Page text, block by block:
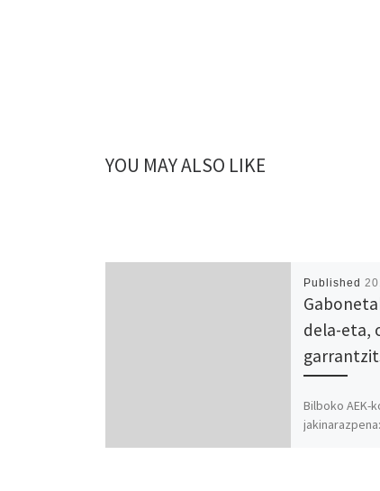
YOU MAY ALSO LIKE
Published
dela-eta,
Bilboko AEK-